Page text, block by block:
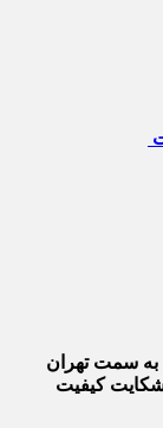
لشگری به سمت تهران
شکایت کیفیت